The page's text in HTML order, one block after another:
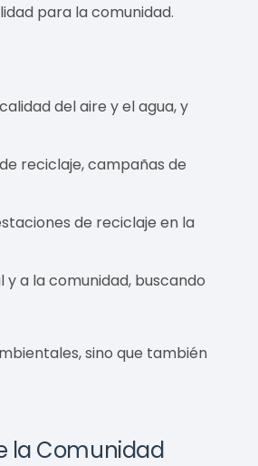
para la comunidad.
del aire y el agua, y
reciclaje, campañas de
de reciclaje en la
a la comunidad, buscando
sino que también
la Comunidad